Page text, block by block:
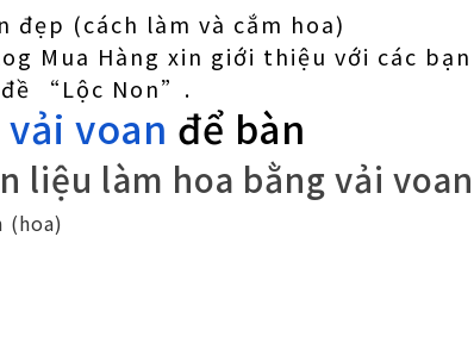
đẹp (cách làm và cắm hoa)
Mua Hàng xin giới thiệu với các
“Lộc Non”.
voan để bàn
liệu làm hoa bằng vải voan
(hoa)